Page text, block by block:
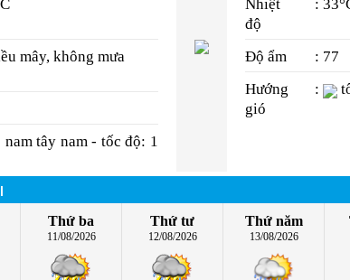
mây, không mưa
nam tây nam - tốc độ: 1
Nhiệt
độ
:
Độ ẩm
: 77
Hướng
gió
:
Thứ ba
11/08/2026
Thứ tư
12/08/2026
Thứ năm
13/08/2026